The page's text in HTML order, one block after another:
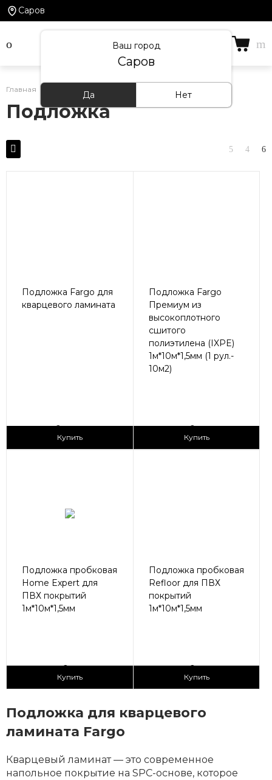
Саров
Ваш город
Саров
Да Нет
Главная Каталог товаров
Подложка
Подложка Fargo для
кварцевого ламината
2
Купить
Подложка Fargo
Премиум из
высокоплотного
сшитого
полиэтилена (IXPE)
1м*10м*1,5мм (1 рул.-
10м2)
2
Купить
Подложка пробковая
Home Expert для
ПВХ покрытий
1м*10м*1,5мм
2
Купить
Подложка пробковая
Refloor для ПВХ
покрытий
1м*10м*1,5мм
2
Купить
Подложка для кварцевого
ламината Fargo
Кварцевый ламинат — это современное
напольное покрытие на SPC-основе, которое